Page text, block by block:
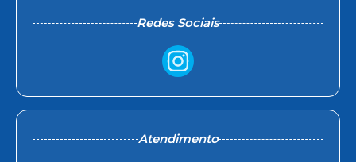
Redes Sociais
Atendimento